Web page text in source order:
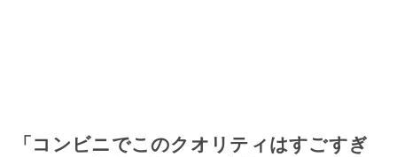
「コンビニでこのクオリティはすごすぎ